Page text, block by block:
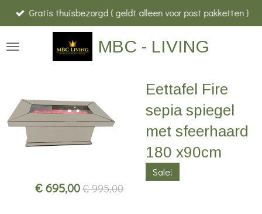
Ga
direct
naar
MBC - LIVING
Gratis thuisbezorgd ( geldt alleen voor post pakketten )
Eettafel Fire
sepia spiegel
met sfeerhaard
180 x90cm
Sale!
€ 695,00€ 995,00